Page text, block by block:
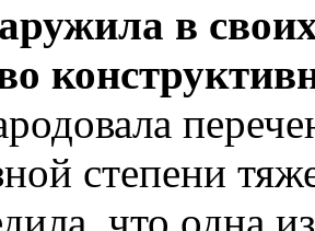
в
степени